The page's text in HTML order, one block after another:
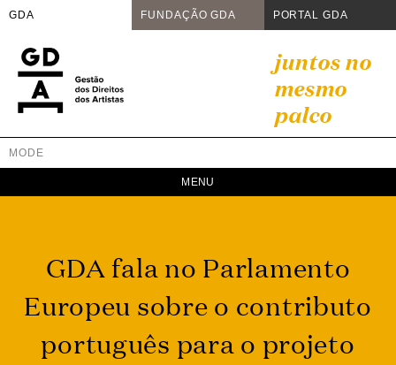
GDA FUNDAÇÃO GDA PORTAL GDA
content
juntos no
mesmo
palco
GDA
Juntos no mesmo palco
MODE
GDA fala no Parlamento
Europeu sobre o contributo
português para o projeto